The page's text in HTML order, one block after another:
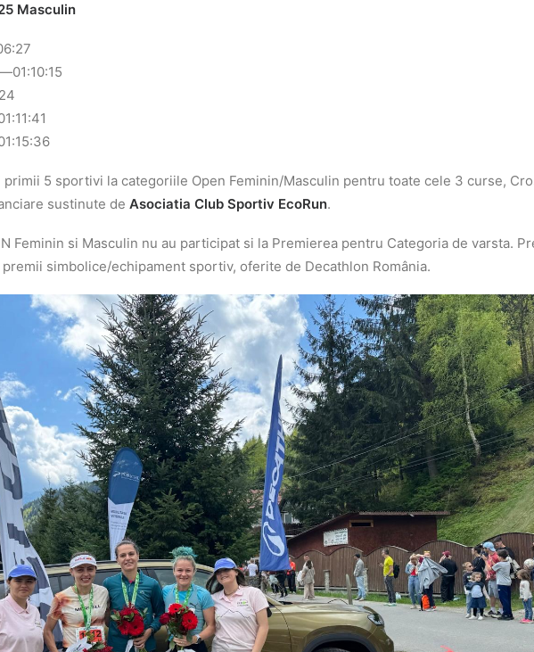
Masculin
primii 5 sportivi la categoriile Open Feminin/Masculin pentru toate cele 3 curse,
sustinute de Asociatia Club Sportiv EcoRun.
Feminin si Masculin nu au participat si la Premierea pentru Categoria de varsta.
simbolice/echipament sportiv, oferite de Decathlon România.